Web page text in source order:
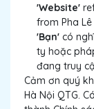
'Website'
from Pha Lê
'Bạn' có
ty hoặc
đang truy
Cảm ơn quý
Hà Nội QTG.